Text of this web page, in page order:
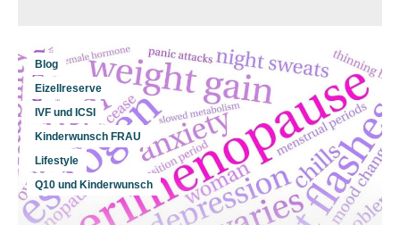
Blog
Eizellreserve
IVF und ICSI
Kinderwunsch FRAU
Lifestyle
Q10 und Kinderwunsch